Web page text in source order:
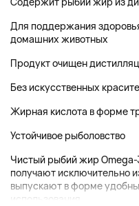
Для поддержания
домашних животных
Продукт очищен
Без искусственных
Жирная кислота в форме
Устойчивое рыболовство
Чистый рыбий жир
получают исключительно
выпускают в форме
использования....